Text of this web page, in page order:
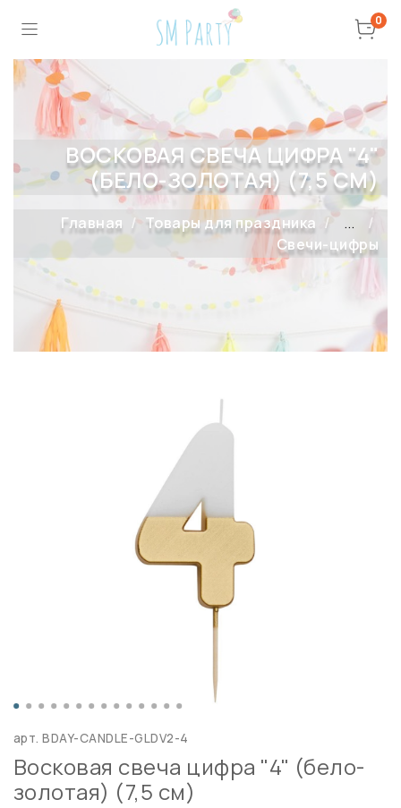
0
ВОСКОВАЯ СВЕЧА ЦИФРА "4"
(БЕЛО-ЗОЛОТАЯ) (7,5 СМ)
Главная Товары для праздника
...
Свечи-цифры
арт.BDAY-CANDLE-GLDV2-4
Восковая свеча цифра "4" (бело-
золотая) (7,5 см)